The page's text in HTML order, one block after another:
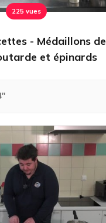
225 vues
- Médaillons de
et épinards